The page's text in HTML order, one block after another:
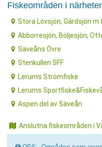
Fiskeområden i
Stora Lövsjön, Gärdsjön m
Abborresjön, Böljesjön,
Säveåns Övre
Stenkullen SFF
Lerums Strömfiske
Lerums
Aspen del av Säveån
Anslutna fiskeområden i